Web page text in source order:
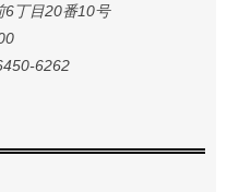
丁目20番10号
6262